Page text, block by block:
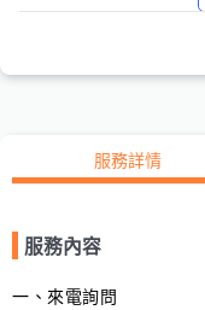
服務詳情
服務內容
一、來電詢問